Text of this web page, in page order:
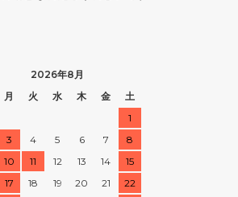
2026年8月
月 火 水 木 金
土
1
3 4 5 6 7
8
10 11 12 13 14
15
17 18 19 20 21
22